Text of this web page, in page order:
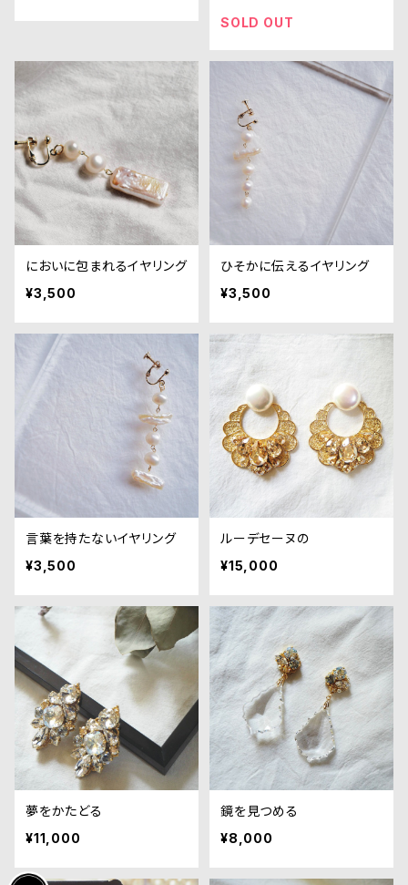
SOLD OUT
においに包まれるイヤリング
¥3,500
ひそかに伝えるイヤリング
¥3,500
言葉を持たないイヤリング
¥3,500
ルーデセーヌの
¥15,000
夢をかたどる
¥11,000
鏡を見つめる
¥8,000